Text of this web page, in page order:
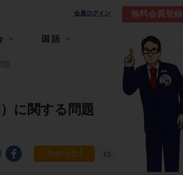
会員ログイン 無料会員登録
国語
問題
に関する問題
13